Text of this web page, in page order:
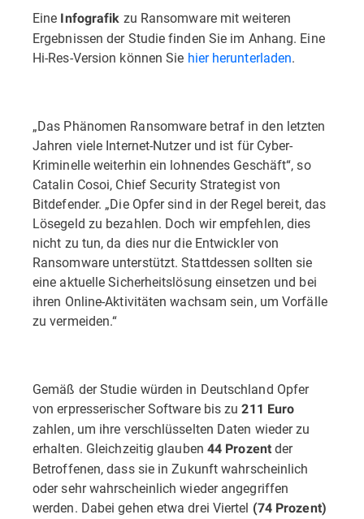
Eine Infografik zu Ransomware mit weiteren
Ergebnissen der Studie finden Sie im Anhang. Eine
Hi-Res-Version können Sie hier herunterladen.
„Das Phänomen Ransomware betraf in den letzten
Jahren viele Internet-Nutzer und ist für Cyber-
Kriminelle weiterhin ein lohnendes Geschäft“, so
Catalin Cosoi, Chief Security Strategist von
Bitdefender. „Die Opfer sind in der Regel bereit, das
Lösegeld zu bezahlen. Doch wir empfehlen, dies
nicht zu tun, da dies nur die Entwickler von
Ransomware unterstützt. Stattdessen sollten sie
eine aktuelle Sicherheitslösung einsetzen und bei
ihren Online-Aktivitäten wachsam sein, um Vorfälle
zu vermeiden.“
Gemäß der Studie würden in Deutschland Opfer
von erpresserischer Software bis zu211 Euro
zahlen, um ihre verschlüsselten Daten wieder zu
erhalten. Gleichzeitig glauben 44 Prozentder
Betroffenen, dass sie in Zukunft wahrscheinlich
oder sehr wahrscheinlich wieder angegriffen
werden. Dabei gehen etwa drei Viertel (74 Prozent)